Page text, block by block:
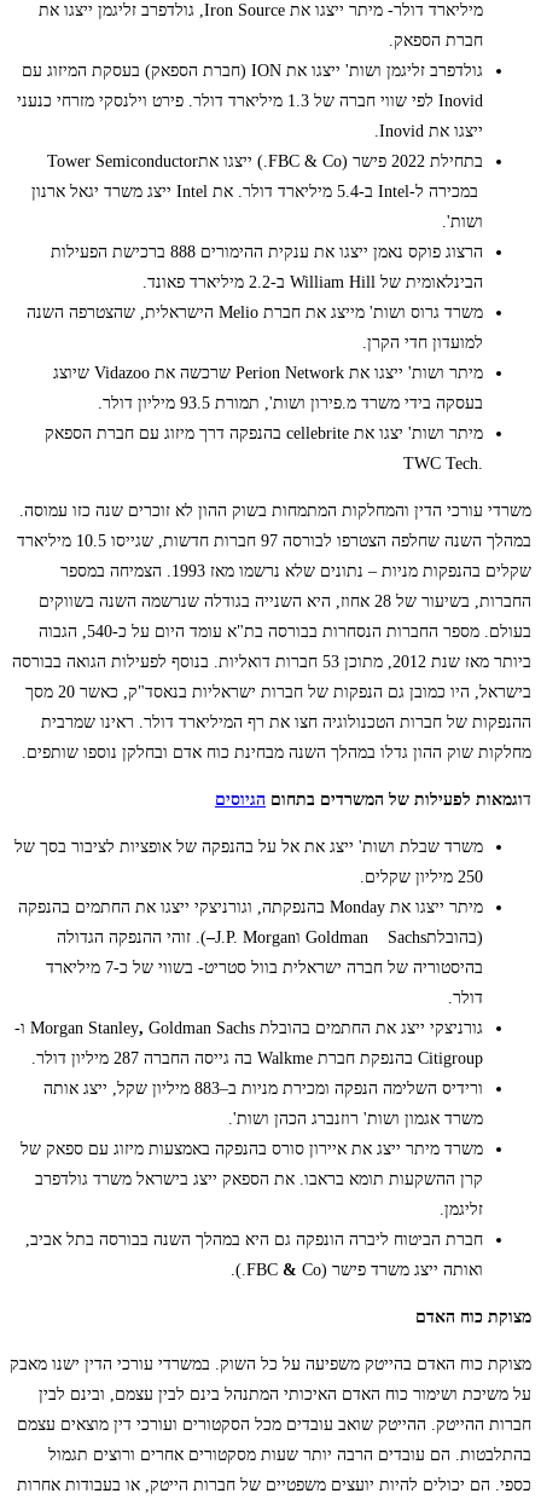
מיליארד דולר- מיתר ייצגו את Iron Source, גולדפרב זליגמן ייצגו את
חברת הספאק.
גולדפרב זליגמן ושות' ייצגו את ION (חברת הספאק) בעסקת המיזוג עם
Inovid לפי שווי חברה של 1.3 מיליארד דולר. פירט וילנסקי מזרחי כנעני
ייצגו את Inovid.
בתחילת 2022 פישר (FBC & Co.) ייצגו אתTower Semiconductor
במכירה ל-Intel ב-5.4 מיליארד דולר. את Intel ייצג משרד יגאל ארנון
ושות'.
הרצוג פוקס נאמן ייצגו את ענקית ההימורים 888 ברכישת הפעילות
הבינלאומית של William Hill ב-2.2 מיליארד פאונד.
משרד גרוס ושות' מייצג את חברת Melio הישראלית, שהצטרפה השנה
למועדון חדי הקרן.
מיתר ושות' ייצגו את Perion Network שרכשה את Vidazoo שיוצג
בעסקה בידי משרד מ.פירון ושות', תמורת 93.5 מיליון דולר.
מיתר ושות' יצגו את cellebrite בהנפקה דרך מיזוג עם חברת הספאק
.TWC Tech
משרדי עורכי הדין והמחלקות המתמחות בשוק ההון לא זוכרים שנה כזו עמוסה.
במהלך השנה שחלפה הצטרפו לבורסה 97 חברות חדשות, שגייסו 10.5 מיליארד
שקלים בהנפקות מניות – נתונים שלא נרשמו מאז 1993. הצמיחה במספר
החברות, בשיעור של 28 אחוז, היא השנייה בגודלה שנרשמה השנה בשווקים
בעולם. מספר החברות הנסחרות בבורסה בת"א עומד היום על כ-540, הגבוה
ביותר מאז שנת 2012, מתוכן 53 חברות דואליות. בנוסף לפעילות הגואה בבורסה
בישראל, היו כמובן גם הנפקות של חברות ישראליות בנאסד"ק, כאשר 20 מסך
ההנפקות של חברות הטכנולוגיה חצו את רף המיליארד דולר. ראינו שמרבית
מחלקות שוק ההון גדלו במהלך השנה מבחינת כוח אדם ובחלקן נוספו שותפים.
דוגמאות לפעילות של המשרדים בתחום הגיוסים
משרד שבלת ושות' ייצג את אל על בהנפקה של אופציות לציבור בסך של
250 מיליון שקלים.
מיתר ייצגו את Monday בהנפקתה, וגורניצקי ייצגו את החתמים בהנפקה
(בהובלתGoldman Sachs וJ.P. Morgan
–). זוהי ההנפקה הגדולה
בהיסטוריה של חברה ישראלית בוול סטריט- בשווי של כ-7 מיליארד
דולר.
גורניצקי ייצג את החתמים בהובלת Morgan Stanley
,
Goldman Sachs ו-
Citigroup בהנפקת חברת Walkme
בה גייסה החברה 287 מיליון דולר.
ורידיס השלימה הנפקה ומכירת מניות ב–883 מיליון שקל, ייצג אותה
משרד אגמון ושות' רוזנברג הכהן ושות'.
משרד מיתר ייצג את איירון סורס בהנפקה באמצעות מיזוג עם ספאק של
קרן ההשקעות תומא בראבו. את הספאק ייצג בישראל משרד גולדפרב
זליגמן.
חברת הביטוח ליברה הונפקה גם היא במהלך השנה בבורסה בתל אביב,
ואותה ייצג משרד פישר (FBC
& Co.).
מצוקת כוח האדם
מצוקת כוח האדם בהייטק משפיעה על כל השוק. במשרדי עורכי הדין ישנו מאבק
על משיכת ושימור כוח האדם האיכותי המתנהל בינם לבין עצמם, ובינם לבין
חברות ההייטק. ההייטק שואב עובדים מכל הסקטורים ועורכי דין מוצאים עצמם
בהתלבטות. הם עובדים הרבה יותר שעות מסקטורים אחרים ורוצים תגמול
כספי. הם יכולים להיות יועצים משפטיים של חברות הייטק, או בעבודות אחרות